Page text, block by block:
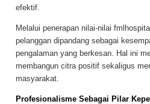
efektif.
Melalui penerapan nilai-nilai
pelanggan dipandang sebagai
pengalaman yang berkesan. Hal ini
membangun citra positif sekaligus
masyarakat.
Profesionalisme Sebagai Pilar